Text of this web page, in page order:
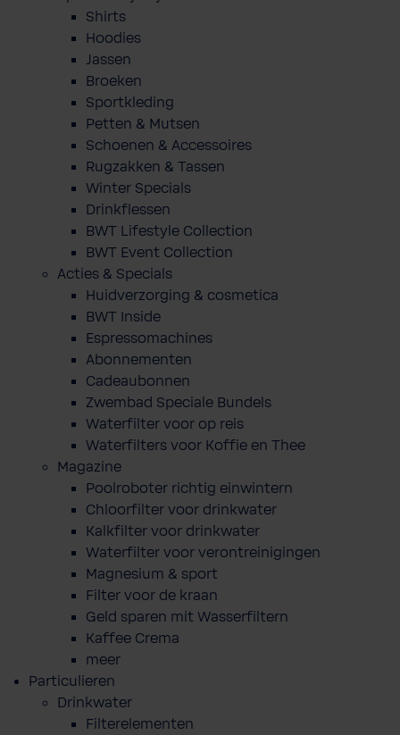
Shirts
Hoodies
Jassen
Broeken
Sportkleding
Petten & Mutsen
Schoenen & Accessoires
Rugzakken & Tassen
Winter Specials
Drinkflessen
BWT Lifestyle Collection
BWT Event Collection
Acties & Specials
Huidverzorging & cosmetica
BWT Inside
Espressomachines
Abonnementen
Cadeaubonnen
Zwembad Speciale Bundels
Waterfilter voor op reis
Waterfilters voor Koffie en Thee
Magazine
Poolroboter richtig einwintern
Chloorfilter voor drinkwater
Kalkfilter voor drinkwater
Waterfilter voor verontreinigingen
Magnesium & sport
Filter voor de kraan
Geld sparen mit Wasserfiltern
Kaffee Crema
meer
Particulieren
Drinkwater
Filterelementen